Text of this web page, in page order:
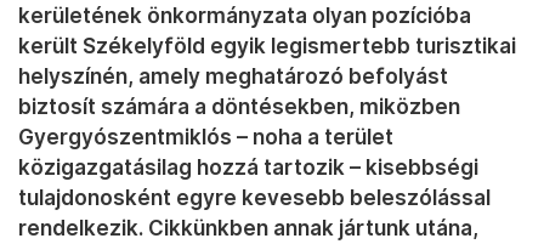
kerületének önkormányzata olyan pozícióba
került Székelyföld egyik legismertebb turisztikai
helyszínén, amely meghatározó befolyást
biztosít számára a döntésekben, miközben
Gyergyószentmiklós – noha a terület
közigazgatásilag hozzá tartozik – kisebbségi
tulajdonosként egyre kevesebb beleszólással
rendelkezik. Cikkünkben annak jártunk utána,